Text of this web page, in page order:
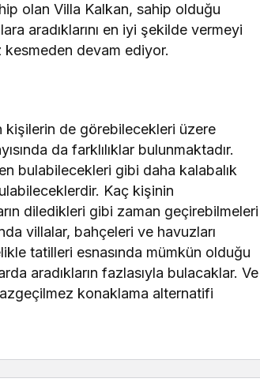
olan Villa Kalkan, sahip olduğu
aradıklarını en iyi şekilde vermeyi
kesmeden devam ediyor.
kişilerin de görebilecekleri üzere
da farklılıklar bulunmaktadır.
bulabilecekleri gibi daha kalabalık
Kaç kişinin
diledikleri gibi zaman geçirebilmeleri
villalar, bahçeleri ve havuzları
tatilleri esnasında mümkün olduğu
aradıkların fazlasıyla bulacaklar. Ve
konaklama alternatifi